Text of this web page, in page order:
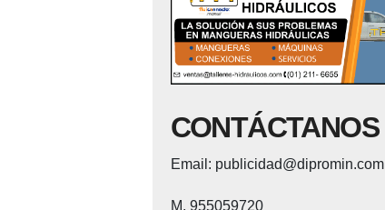
CONTÁCTANOS
Email: publicidad@dipromin.com
M. 955059720